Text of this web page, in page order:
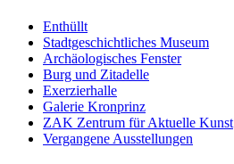
Enthüllt
Stadtgeschichtliches Museum
Archäologisches Fenster
Burg und Zitadelle
Exerzierhalle
Galerie Kronprinz
ZAK Zentrum für Aktuelle Kunst
Vergangene Ausstellungen